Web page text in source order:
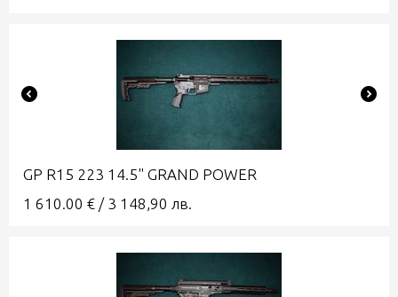
GP R15 223 14.5" GRAND POWER
1 610.00 € / 3 148,90 лв.